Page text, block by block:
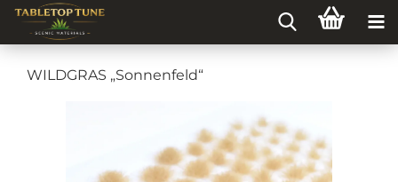
WILDGRAS „Sonnenfeld“